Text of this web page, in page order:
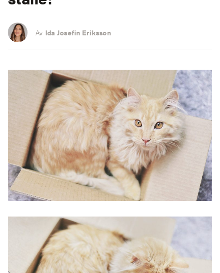
Av Ida Josefin Eriksson